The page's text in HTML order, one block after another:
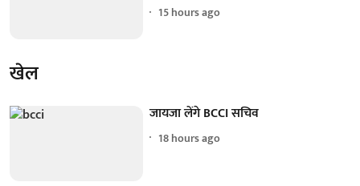
15 hours ago
खेल
जायजा लेंगे BCCI सचिव
18 hours ago